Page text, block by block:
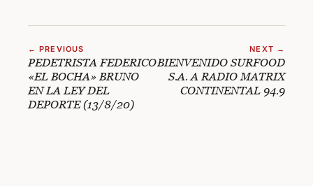
← PREVIOUS
PEDETRISTA FEDERICO
«EL BOCHA» BRUNO
EN LA LEY DEL
DEPORTE (13/8/20)
NEXT →
BIENVENIDO SURFOOD
S.A. A RADIO MATRIX
CONTINENTAL 94.9